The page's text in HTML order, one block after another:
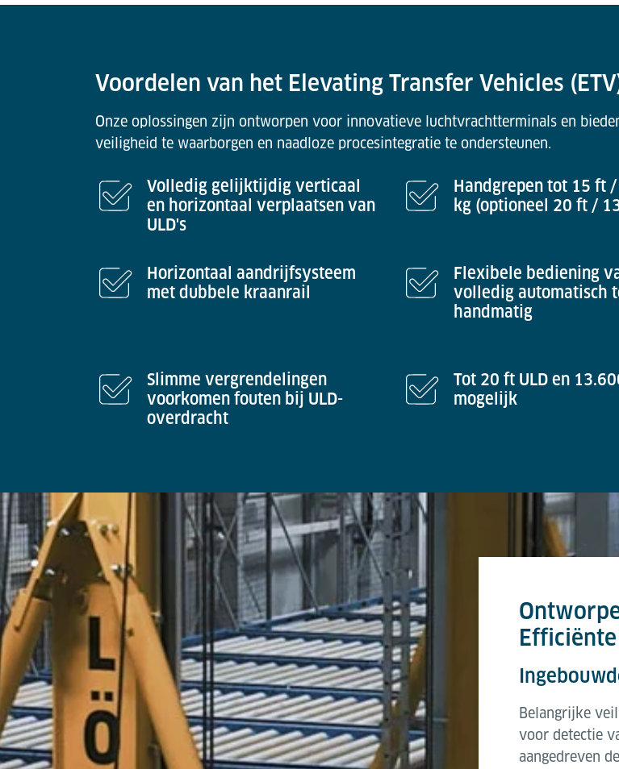
Voordelen van het Elevating Transfer Vehicles
Onze oplossingen zijn ontworpen voor innovatieve luchtvrachtterminals en
veiligheid te waarborgen en naadloze procesintegratie te ondersteunen.
Volledig gelijktijdig verticaal
en horizontaal verplaatsen van
ULD's
Handgrepen tot 15 ft
kg (optioneel 20 ft /
Horizontaal aandrijfsysteem
met dubbele kraanrail
Flexibele bediening
volledig automatisch
handmatig
Slimme vergrendelingen
voorkomen fouten bij ULD-
overdracht
Tot 20 ft ULD en
mogelijk
Belangrijke
voor detectie
aangedreven